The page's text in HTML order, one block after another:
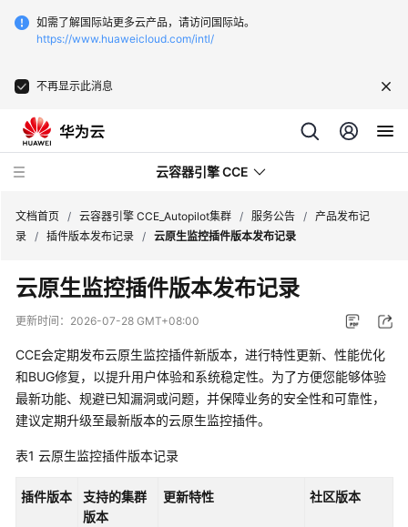
如需了解国际站更多云产品，请访问国际站。
https://www.huaweicloud.com/intl/
不再显示此消息
云容器引擎 CCE
最
动
态
服
公
文档首页 / 云容器引擎 CCE_Autopilot集群 / 服务公告 / 产品发布记
录 / 插件版本发布记录 / 云原生监控插件版本发布记录
云原生监控插件版本发布记录
更新时间： 2026-07-28 GMT+08:00
CCE会定期发布云原生监控插件新版本，进行特性更新、性能优化
和BUG修复，以提升用户体验和系统稳定性。为了方便您能够体验
最新功能、规避已知漏洞或问题，并保障业务的安全性和可靠性，
建议定期升级至最新版本的云原生监控插件。
表1 云原生监控插件版本记录
插件版本
支持的集群
版本
更新特性 社区版本